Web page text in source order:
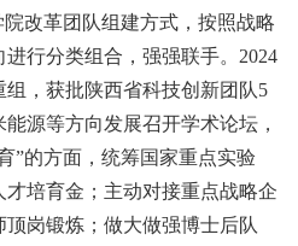
改革团队组建方式，按照战略
行分类组合，强强联手。2024
，获批陕西省科技创新团队5
源等方向发展召开学术论坛，
”的方面，统筹国家重点实验
培育金；主动对接重点战略企
岗锻炼；做大做强博士后队